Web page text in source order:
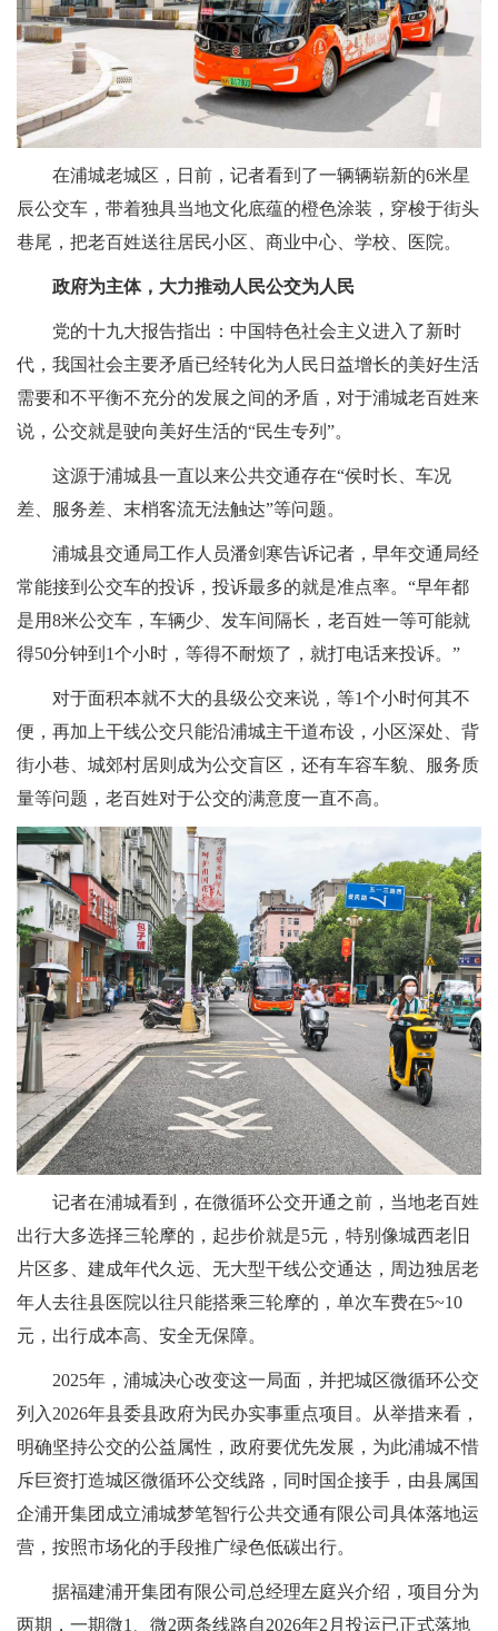
在浦城老城区，日前，记者看到了一辆辆崭新的6米星
辰公交车，带着独具当地文化底蕴的橙色涂装，穿梭于街头
巷尾，把老百姓送往居民小区、商业中心、学校、医院。
政府为主体，大力推动人民公交为人民
党的十九大报告指出：中国特色社会主义进入了新时
代，我国社会主要矛盾已经转化为人民日益增长的美好生活
需要和不平衡不充分的发展之间的矛盾，对于浦城老百姓来
说，公交就是驶向美好生活的“民生专列”。
这源于浦城县一直以来公共交通存在“侯时长、车况
差、服务差、末梢客流无法触达”等问题。
浦城县交通局工作人员潘剑寒告诉记者，早年交通局经
常能接到公交车的投诉，投诉最多的就是准点率。“早年都
是用8米公交车，车辆少、发车间隔长，老百姓一等可能就
得50分钟到1个小时，等得不耐烦了，就打电话来投诉。”
对于面积本就不大的县级公交来说，等1个小时何其不
便，再加上干线公交只能沿浦城主干道布设，小区深处、背
街小巷、城郊村居则成为公交盲区，还有车容车貌、服务质
量等问题，老百姓对于公交的满意度一直不高。
记者在浦城看到，在微循环公交开通之前，当地老百姓
出行大多选择三轮摩的，起步价就是5元，特别像城西老旧
片区多、建成年代久远、无大型干线公交通达，周边独居老
年人去往县医院以往只能搭乘三轮摩的，单次车费在5~10
元，出行成本高、安全无保障。
2025年，浦城决心改变这一局面，并把城区微循环公交
列入2026年县委县政府为民办实事重点项目。从举措来看，
明确坚持公交的公益属性，政府要优先发展，为此浦城不惜
斥巨资打造城区微循环公交线路，同时国企接手，由县属国
企浦开集团成立浦城梦笔智行公共交通有限公司具体落地运
营，按照市场化的手段推广绿色低碳出行。
据福建浦开集团有限公司总经理左庭兴介绍，项目分为
两期，一期微1、微2两条线路自2026年2月投运已正式落地